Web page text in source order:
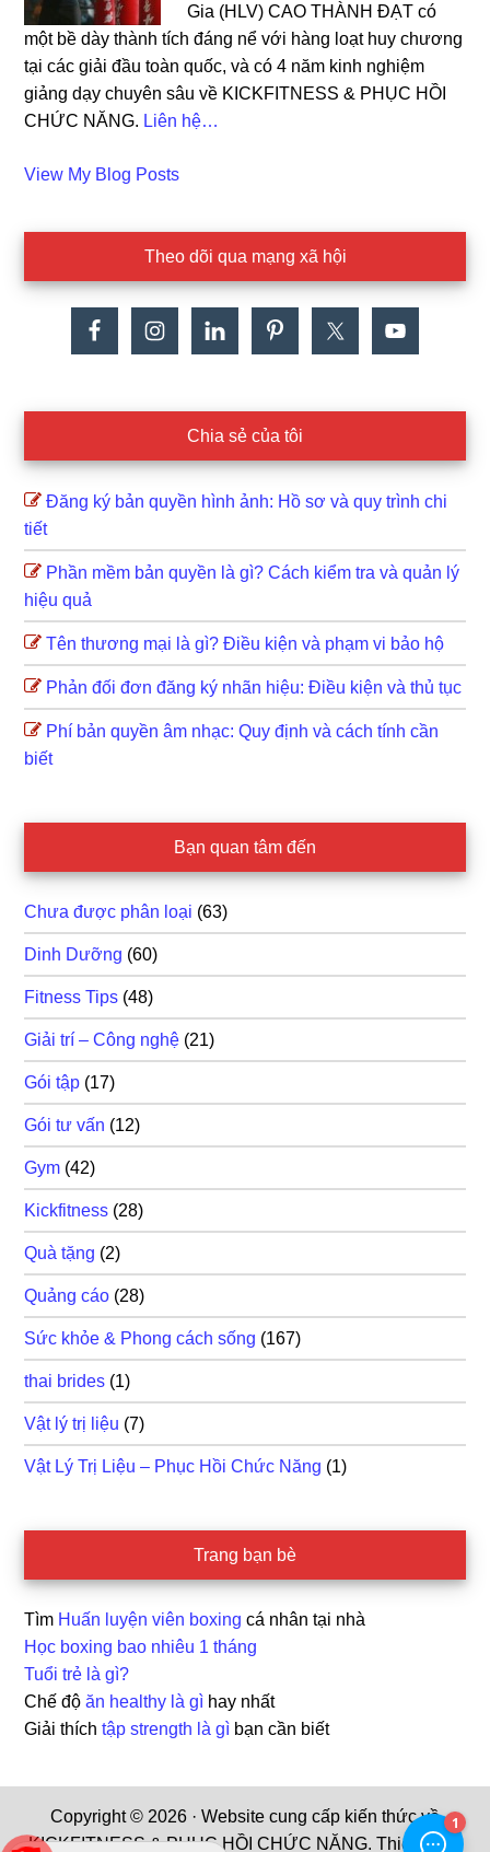
Gia (HLV) CAO THÀNH ĐẠT có
một bề dày thành tích đáng nể với hàng loạt huy chương
tại các giải đầu toàn quốc, và có 4 năm kinh nghiệm
giảng dạy chuyên sâu về KICKFITNESS & PHỤC HỒI
CHỨC NĂNG. Liên hệ…
Cao
View My Blog Posts
Theo dõi qua mạng xã hội
Chia sẻ của tôi
Đăng ký bản quyền hình ảnh: Hồ sơ và quy trình chi
tiết
Phần mềm bản quyền là gì? Cách kiểm tra và quản lý
hiệu quả
Tên thương mại là gì? Điều kiện và phạm vi bảo hộ
Phản đối đơn đăng ký nhãn hiệu: Điều kiện và thủ tục
Phí bản quyền âm nhạc: Quy định và cách tính cần
biết
Bạn quan tâm đến
Chưa được phân loại (63)
Dinh Dưỡng (60)
Fitness Tips (48)
Giải trí – Công nghệ (21)
Gói tập (17)
Gói tư vấn (12)
Gym (42)
Kickfitness (28)
Quà tặng (2)
Quảng cáo (28)
Sức khỏe & Phong cách sống (167)
thai brides (1)
Vật lý trị liệu (7)
Vật Lý Trị Liệu – Phục Hồi Chức Năng (1)
Trang bạn bè
Tìm Huấn luyện viên boxing cá nhân tại nhà
Học boxing bao nhiêu 1 tháng
Tuổi trẻ là gì?
Chế độăn healthy là gì hay nhất
Giải thíchtập strength là gì bạn cần biết
Copyright © 2026 · Website cung cấp kiến thức về
KICKFITNESS & PHỤC HỒI CHỨC NĂNG. Thiết kế và